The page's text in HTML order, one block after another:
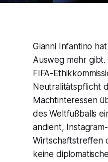
Gianni Infantino
Ausweg mehr
FIFA-
Neutralitätspflicht
Machtinteressen
des Weltfußballs
andient,
Wirtschaftstreffen
keine